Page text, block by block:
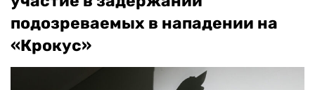
подозреваемых в нападении на
«Крокус»